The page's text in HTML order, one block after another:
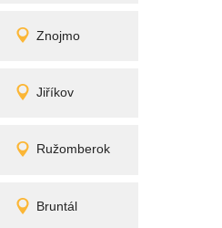
Znojmo
Detail
promítání
Jiříkov
Detail
promítání
Ružomberok
Detail
promítání
Bruntál
Detail
promítání